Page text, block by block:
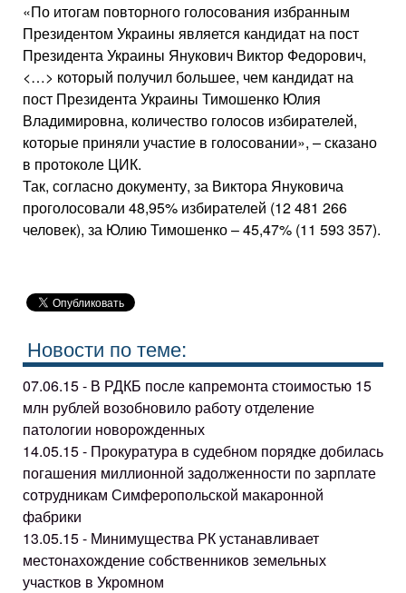
«По итогам повторного голосования избранным
Президентом Украины является кандидат на пост
Президента Украины Янукович Виктор Федорович,
<…> который получил большее, чем кандидат на
пост Президента Украины Тимошенко Юлия
Владимировна, количество голосов избирателей,
которые приняли участие в голосовании», – сказано
в протоколе ЦИК.
Так, согласно документу, за Виктора Януковича
проголосовали 48,95% избирателей (12 481 266
человек), за Юлию Тимошенко – 45,47% (11 593 357).
Новости по теме:
07.06.15 - В РДКБ после капремонта стоимостью 15
млн рублей возобновило работу отделение
патологии новорожденных
14.05.15 - Прокуратура в судебном порядке добилась
погашения миллионной задолженности по зарплате
сотрудникам Симферопольской макаронной
фабрики
13.05.15 - Минимущества РК устанавливает
местонахождение собственников земельных
участков в Укромном